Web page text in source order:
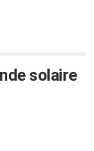
solaire